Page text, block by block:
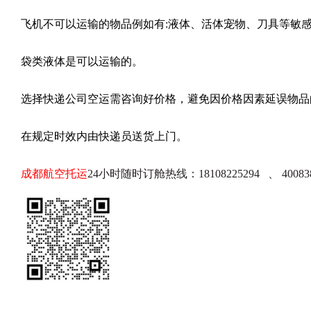
飞机不可以运输的物品例如有:液体、活体宠物、刀具等敏
袋类液体是可以运输的。
选择快递公司空运需咨询好价格，避免因价格因素延误物
在规定时效内由快递员送货上门。
成都航空托运24小时随时订舱热线：18108225294 、